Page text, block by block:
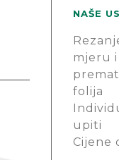
NAŠE
mjeru i
folija
upiti
Cijene